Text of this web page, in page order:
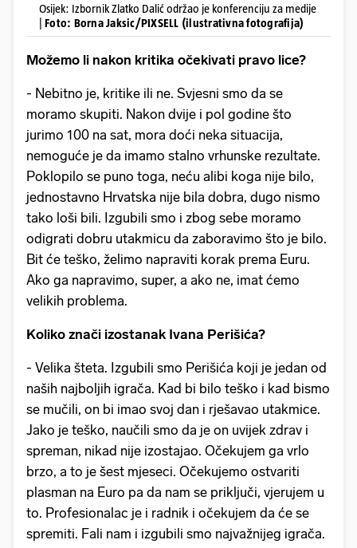
Osijek: Izbornik Zlatko Dalić održao je konferenciju za medije
Foto: Borna Jaksic/PIXSELL (ilustrativna fotografija)
Možemo li nakon kritika očekivati pravo lice?
- Nebitno je, kritike ili ne. Svjesni smo da se
moramo skupiti. Nakon dvije i pol godine što
jurimo 100 na sat, mora doći neka situacija,
nemoguće je da imamo stalno vrhunske rezultate.
Poklopilo se puno toga, neću alibi koga nije bilo,
jednostavno Hrvatska nije bila dobra, dugo nismo
tako loši bili. Izgubili smo i zbog sebe moramo
odigrati dobru utakmicu da zaboravimo što je bilo.
Bit će teško, želimo napraviti korak prema Euru.
Ako ga napravimo, super, a ako ne, imat ćemo
velikih problema.
Koliko znači izostanak Ivana Perišića?
- Velika šteta. Izgubili smo Perišića koji je jedan od
naših najboljih igrača. Kad bi bilo teško i kad bismo
se mučili, on bi imao svoj dan i rješavao utakmice.
Jako je teško, naučili smo da je on uvijek zdrav i
spreman, nikad nije izostajao. Očekujem ga vrlo
brzo, a to je šest mjeseci. Očekujemo ostvariti
plasman na Euro pa da nam se priključi, vjerujem u
to. Profesionalac je i radnik i očekujem da će se
spremiti. Fali nam i izgubili smo najvažnijeg igrača.